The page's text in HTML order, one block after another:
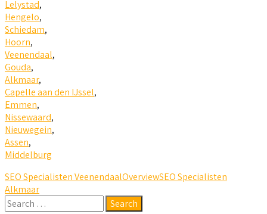
Lelystad,
Hengelo,
Schiedam,
Hoorn,
Veenendaal,
Gouda,
Alkmaar,
Capelle aan den IJssel,
Emmen,
Nissewaard,
Nieuwegein,
Assen,
Middelburg
SEO Specialisten VeenendaalOverviewSEO Specialisten
Alkmaar